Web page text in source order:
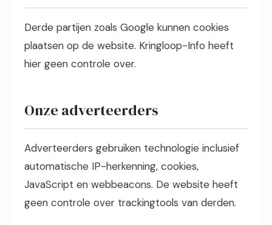
Derde partijen zoals Google kunnen cookies
plaatsen op de website. Kringloop-Info heeft
hier geen controle over.
Onze adverteerders
Adverteerders gebruiken technologie inclusief
automatische IP-herkenning, cookies,
JavaScript en webbeacons. De website heeft
geen controle over trackingtools van derden.